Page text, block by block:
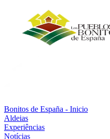
Bonitos de España - Inicio
Aldeias
Experiências
Notícias